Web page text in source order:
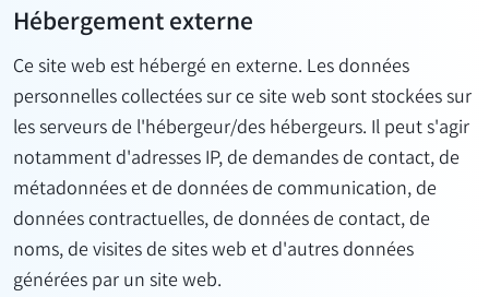
Hébergement externe
Ce site web est hébergé en externe. Les données
personnelles collectées sur ce site web sont stockées sur
les serveurs de l'hébergeur/des hébergeurs. Il peut s'agir
notamment d'adresses IP, de demandes de contact, de
métadonnées et de données de communication, de
données contractuelles, de données de contact, de
noms, de visites de sites web et d'autres données
générées par un site web.